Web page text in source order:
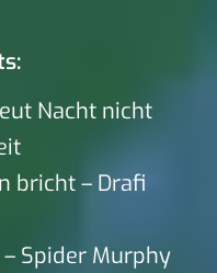
Nacht nicht
bricht – Drafi
Spider Murphy